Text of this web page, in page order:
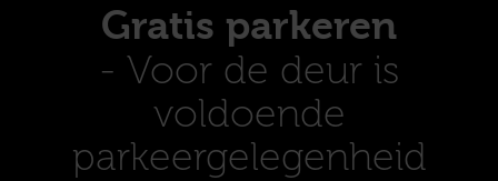
Gratis parkeren
- Voor de deur is
voldoende
parkeergelegenheid